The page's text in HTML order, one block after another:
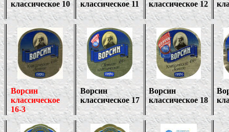
классическое 10
классическое 11
классическое 12
Ворсин
классическое
16-3
Ворсин
классическое 17
Ворсин
классическое 18